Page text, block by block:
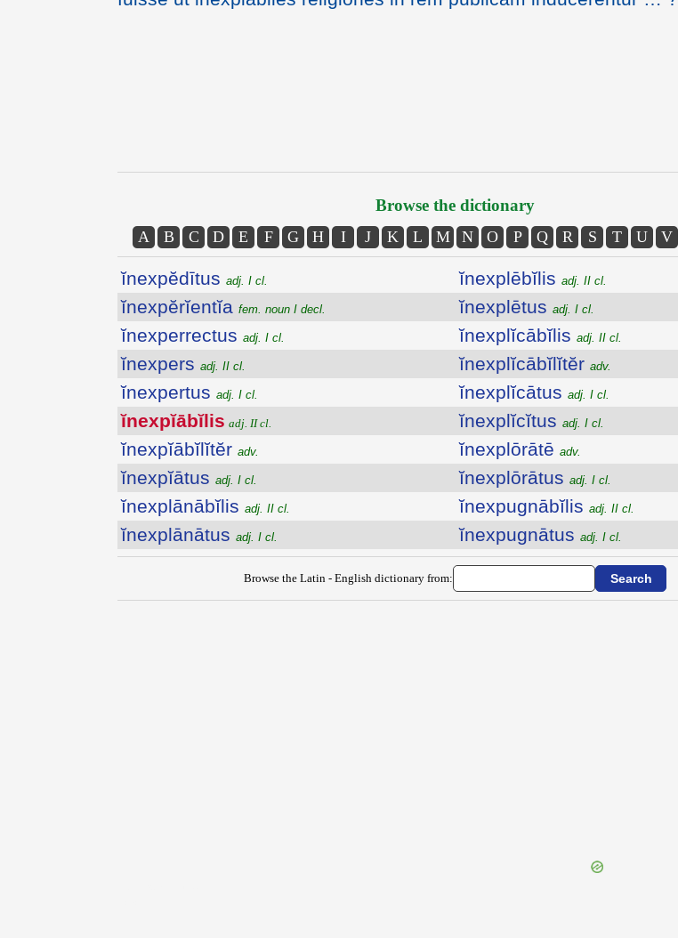
Browse the dictionary
A B C D E F G H I J K L M N O P Q R S T U V
ĭnexpĕdītus adj. I cl.
ĭnexpĕrĭentĭa fem. noun I decl.
ĭnexperrectus adj. I cl.
ĭnexpers adj. II cl.
ĭnexpertus adj. I cl.
ĭnexpĭābĭlis adj. II cl.
ĭnexpĭābĭlĭtĕr adv.
ĭnexpĭātus adj. I cl.
ĭnexplānābĭlis adj. II cl.
ĭnexplānātus adj. I cl.
ĭnexplēbĭlis adj. II cl.
ĭnexplētus adj. I cl.
ĭnexplĭcābĭlis adj. II cl.
ĭnexplĭcābĭlĭtĕr adv.
ĭnexplĭcātus adj. I cl.
ĭnexplĭcĭtus adj. I cl.
ĭnexplōrātē adv.
ĭnexplōrātus adj. I cl.
ĭnexpugnābĭlis adj. II cl.
ĭnexpugnātus adj. I cl.
Browse the Latin - English dictionary from: